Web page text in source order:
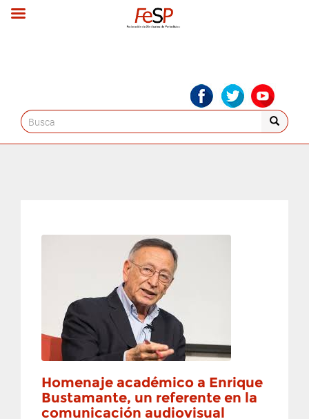
Search
for:
Homenaje académico a Enrique
Bustamante, un referente en la
comunicación audiovisual